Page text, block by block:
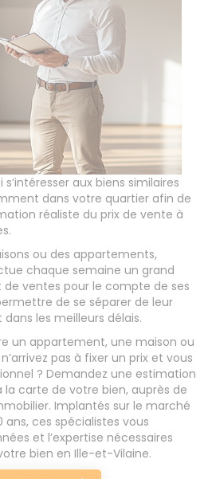
aux biens similaires
dans votre quartier afin de
réaliste du prix de vente à
ou des appartements,
chaque semaine un grand
ventes pour le compte de ses
de se séparer de leur
les meilleurs délais.
un appartement, une maison ou
pas à fixer un prix et vous
? Demandez une estimation
carte de votre bien, auprès de
Implantés sur le marché
ans, ces spécialistes vous
et l’expertise nécessaires
bien en Ille-et-Vilaine.